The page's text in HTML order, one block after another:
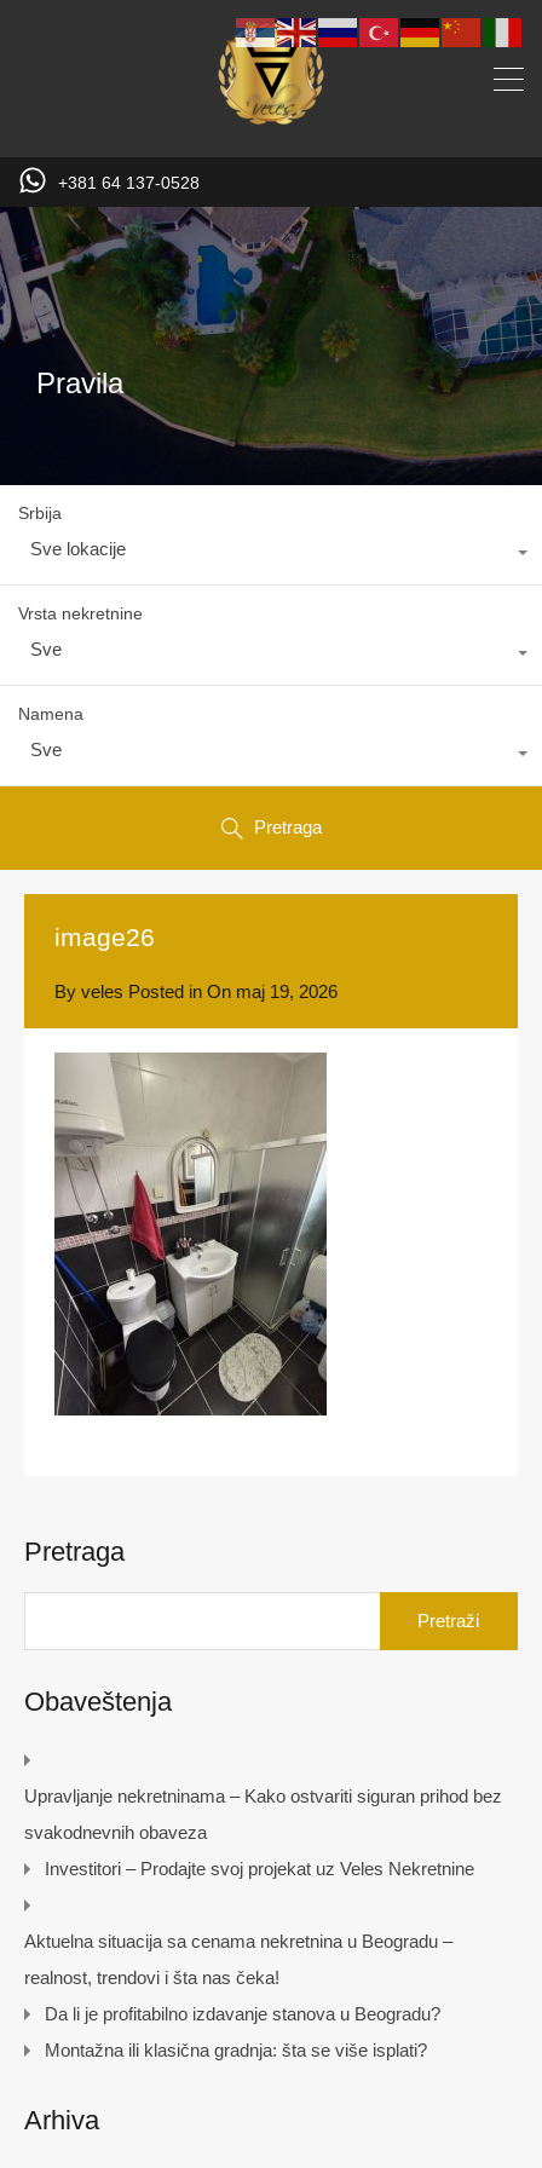
+381 64 137-0528
Pravila
Srbija
Sve lokacije
Vrsta nekretnine
Sve
Namena
Sve
Pretraga
image26
By veles Posted in On maj 19, 2026
Pretraga
Obaveštenja
Upravljanje nekretninama – Kako ostvariti siguran prihod bez
svakodnevnih obaveza
Investitori – Prodajte svoj projekat uz Veles Nekretnine
Aktuelna situacija sa cenama nekretnina u Beogradu –
realnost, trendovi i šta nas čeka!
Da li je profitabilno izdavanje stanova u Beogradu?
Montažna ili klasična gradnja: šta se više isplati?
Arhiva